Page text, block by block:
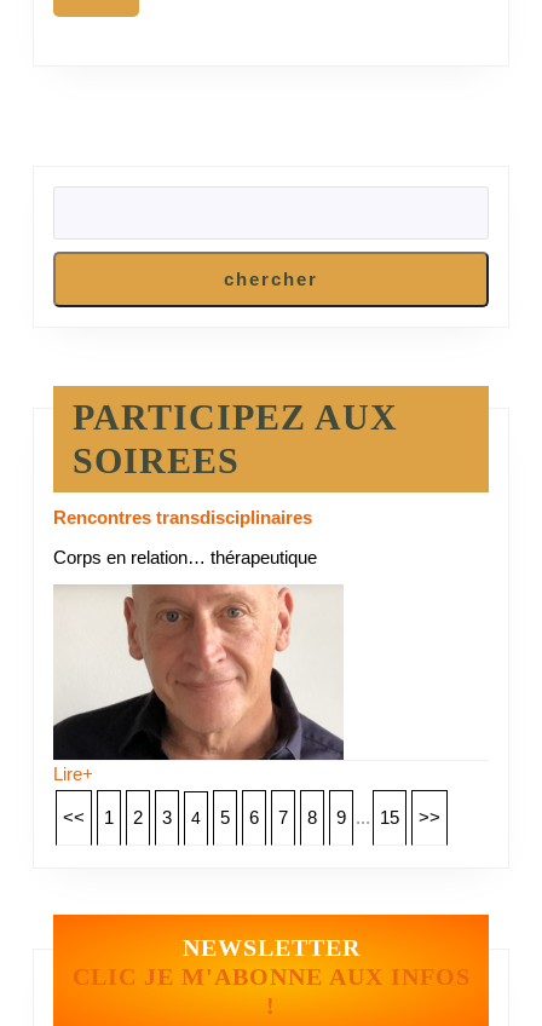
chercher
PARTICIPEZ AUX
SOIREES
Rencontres transdisciplinaires
Corps en relation… thérapeutique
Lire+
<< 1 2 3 4 5 6 7 8 9 ... 15 >>
NEWSLETTER
CLIC JE M'ABONNE AUX INFOS
!